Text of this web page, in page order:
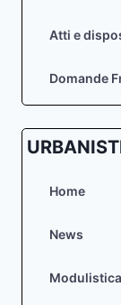
Atti e
Domande
Home
News